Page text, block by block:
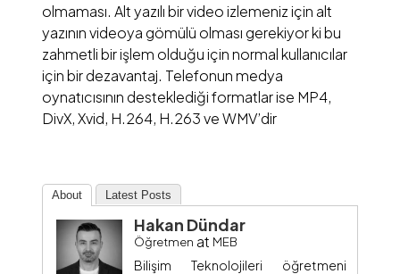
olmaması. Alt yazılı bir video izlemeniz için alt
yazının videoya gömülü olması gerekiyor ki bu
zahmetli bir işlem olduğu için normal kullanıcılar
için bir dezavantaj. Telefonun medya
oynatıcısının desteklediği formatlar ise MP4,
DivX, Xvid, H.264, H.263 ve WMV’dir
About Latest Posts
Hakan Dündar
Öğretmen at MEB
Bilişim Teknolojileri öğretmeni